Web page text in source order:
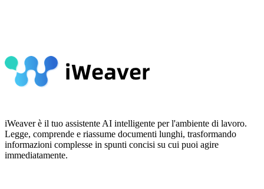
iWeaver è il tuo assistente AI intelligente per l'ambiente di lavoro.
Legge, comprende e riassume documenti lunghi, trasformando
informazioni complesse in spunti concisi su cui puoi agire
immediatamente.